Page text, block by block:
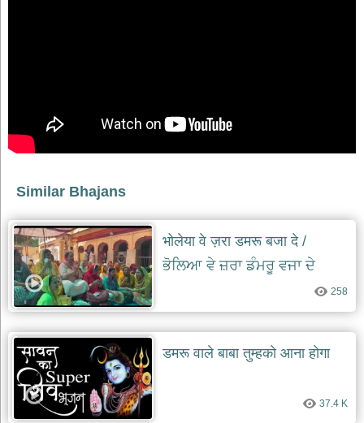
भजन
gurudev
bhajans
भजन
bhajans
विष्णु
भजन
vishnu
bhajans
बालक
नाथ
भजन
baba
balak
nath
bhajans
Similar Bhajans
भोलेया वे ज़रा डमरू बजा दे /
ਭੋਲਿਆ ਵੇ ਜ਼ਰਾ ਡੰਮਰੂ ਵਜਾ ਦੇ
258
डमरू वाले बाबा तुम्हको आना होगा
37.4 K